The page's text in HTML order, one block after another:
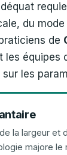
du
de
les équipes
sur les
la largeur et
majore le